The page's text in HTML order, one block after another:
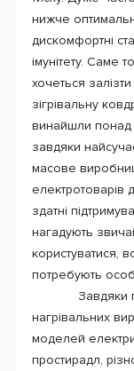
нижче
дискомфортні
імунітету. Саме
хочеться
зігрівальну
винайшли понад
завдяки
масове
електротоварів
здатні
нагадують
користуватися,
потребують
Завдяки
нагрівальних
моделей
простирадл,